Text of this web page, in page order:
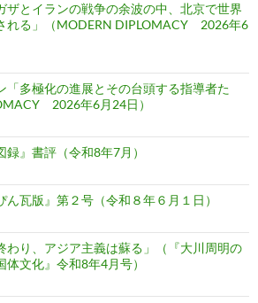
ザとイランの戦争の余波の中、北京で世界
れる」（MODERN DIPLOMACY 2026年6
「多極化の進展とその台頭する指導者た
2026年6月24日）
録』書評（令和8年7月）
瓦版』第２号（令和８年６月１日）
わり、アジア主義は蘇る」（『大川周明の
文化』令和8年4月号）